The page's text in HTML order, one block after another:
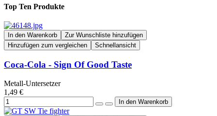
Top Ten Produkte
In den Warenkorb
Zur Wunschliste hinzufügen
Hinzufügen zum vergleichen
Schnellansicht
Coca-Cola - Sign Of Good Taste
Metall-Untersetzer
1,49 €